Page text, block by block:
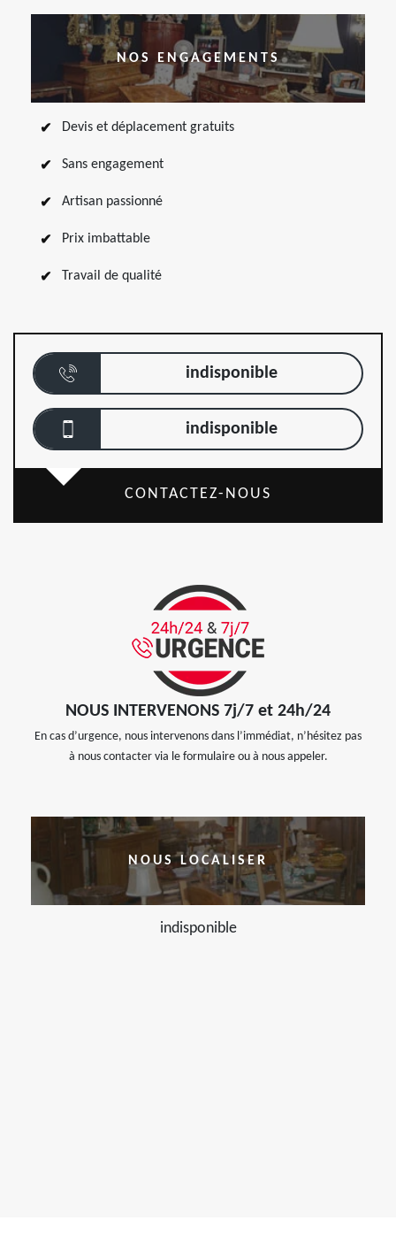
NOS ENGAGEMENTS
Devis et déplacement gratuits
Sans engagement
Artisan passionné
Prix imbattable
Travail de qualité
indisponible
indisponible
CONTACTEZ-NOUS
NOUS INTERVENONS 7j/7 et 24h/24
En cas d’urgence, nous intervenons dans l’immédiat, n’hésitez pas
à nous contacter via le formulaire ou à nous appeler.
NOUS LOCALISER
indisponible